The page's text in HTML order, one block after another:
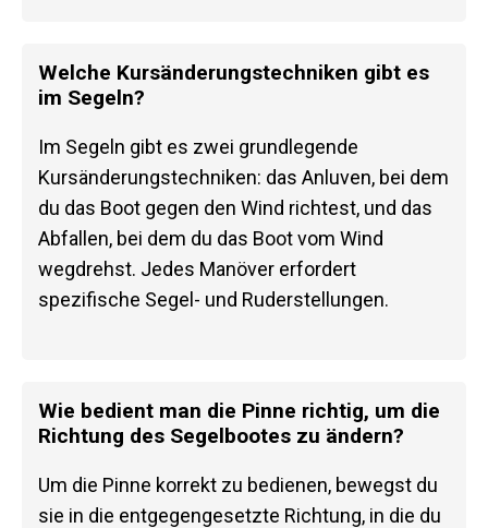
Welche Kursänderungstechniken gibt es
im Segeln?
Im Segeln gibt es zwei grundlegende
Kursänderungstechniken: das Anluven, bei dem
du das Boot gegen den Wind richtest, und das
Abfallen, bei dem du das Boot vom Wind
wegdrehst. Jedes Manöver erfordert
spezifische Segel- und Ruderstellungen.
Wie bedient man die Pinne richtig, um die
Richtung des Segelbootes zu ändern?
Um die Pinne korrekt zu bedienen, bewegst du
sie in die entgegengesetzte Richtung, in die du